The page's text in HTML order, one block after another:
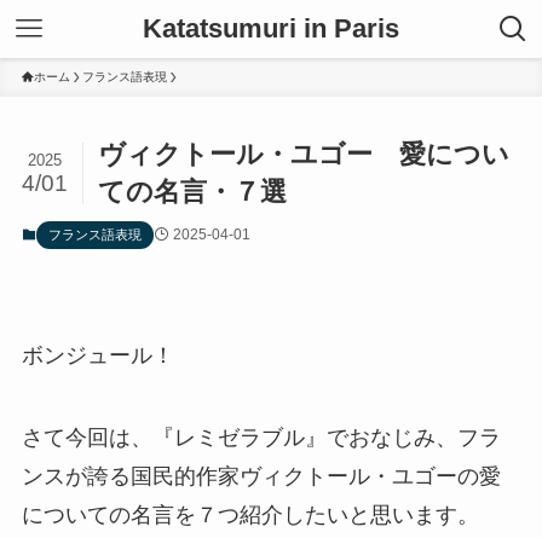
Katatsumuri in Paris
ホーム フランス語表現
ヴィクトール・ユゴー 愛につい
ての名言・７選
2025
4/01
フランス語表現 2025-04-01
ボンジュール！
さて今回は、『レミゼラブル』でおなじみ、フラ
ンスが誇る国民的作家ヴィクトール・ユゴーの愛
についての名言を７つ紹介したいと思います。